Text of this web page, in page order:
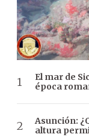
El mar de
época
Asunción:
altura